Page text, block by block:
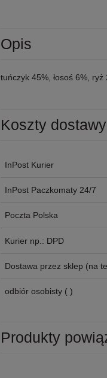
Opis
tuńczyk 45%, łosoś 6%, ryż
Koszty dostawy
InPost Kurier
InPost Paczkomaty 24/7
Poczta Polska
Kurier np.: DPD
Dostawa przez sklep (na
odbiór osobisty ( )
Produkty